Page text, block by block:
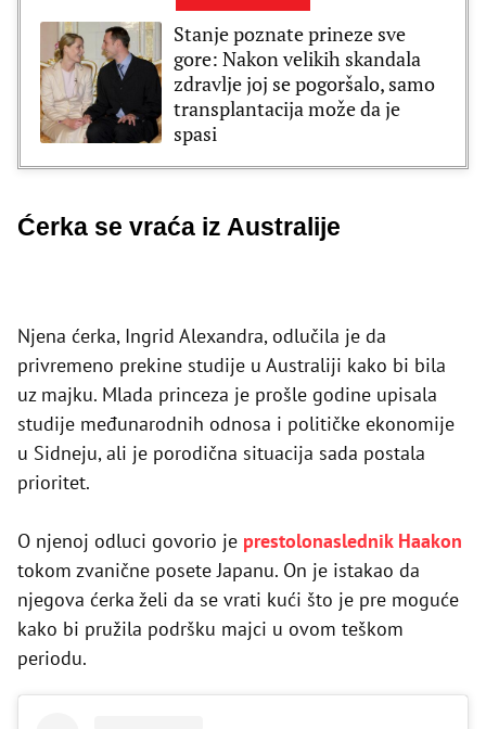
Stanje poznate prineze sve
gore: Nakon velikih skandala
zdravlje joj se pogoršalo, samo
transplantacija može da je
spasi
Ćerka se vraća iz Australije
Njena ćerka, Ingrid Alexandra, odlučila je da
privremeno prekine studije u Australiji kako bi bila
uz majku. Mlada princeza je prošle godine upisala
studije međunarodnih odnosa i političke ekonomije
u Sidneju, ali je porodična situacija sada postala
prioritet.
O njenoj odluci govorio je prestolonaslednik Haakon
tokom zvanične posete Japanu. On je istakao da
njegova ćerka želi da se vrati kući što je pre moguće
kako bi pružila podršku majci u ovom teškom
periodu.